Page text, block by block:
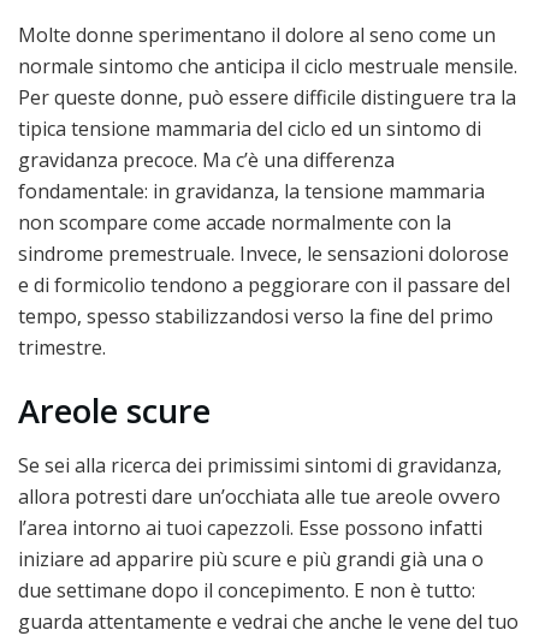
Molte donne sperimentano il dolore al seno come un
normale sintomo che anticipa il ciclo mestruale mensile.
Per queste donne, può essere difficile distinguere tra la
tipica tensione mammaria del ciclo ed un sintomo di
gravidanza precoce. Ma c’è una differenza
fondamentale: in gravidanza, la tensione mammaria
non scompare come accade normalmente con la
sindrome premestruale. Invece, le sensazioni dolorose
e di formicolio tendono a peggiorare con il passare del
tempo, spesso stabilizzandosi verso la fine del primo
trimestre.
Areole scure
Se sei alla ricerca dei primissimi sintomi di gravidanza,
allora potresti dare un’occhiata alle tue areole ovvero
l’area intorno ai tuoi capezzoli. Esse possono infatti
iniziare ad apparire più scure e più grandi già una o
due settimane dopo il concepimento. E non è tutto:
guarda attentamente e vedrai che anche le vene del tuo